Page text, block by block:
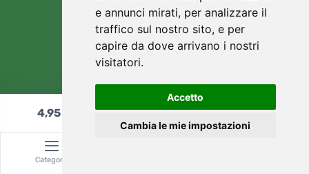
e annunci mirati, per analizzare il
traffico sul nostro sito, e per
capire da dove arrivano i nostri
visitatori.
Accetto
Cambia le mie impostazioni
4,95€ Aggiungi al carrello
Categoria